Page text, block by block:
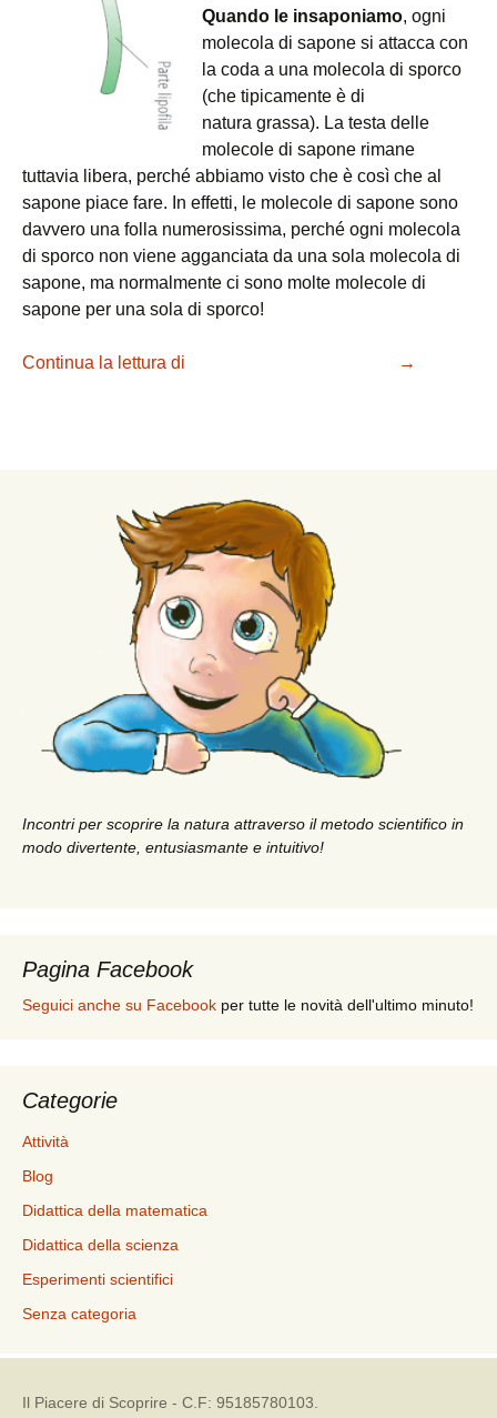
Quando le insaponiamo, ogni
molecola di sapone si attacca con
la coda a una molecola di sporco
(che tipicamente è di
natura grassa). La testa delle
molecole di sapone rimane
tuttavia libera, perché abbiamo visto che è così che al
sapone piace fare. In effetti, le molecole di sapone sono
davvero una folla numerosissima, perché ogni molecola
di sporco non viene agganciata da una sola molecola di
sapone, ma normalmente ci sono molte molecole di
sapone per una sola di sporco!
Continua la lettura di →
Incontri per scoprire la natura attraverso il metodo scientifico in
modo divertente, entusiasmante e intuitivo!
Pagina Facebook
Seguici anche su Facebook per tutte le novità dell'ultimo minuto!
Categorie
Attività
Blog
Didattica della matematica
Didattica della scienza
Esperimenti scientifici
Senza categoria
Il Piacere di Scoprire - C.F: 95185780103.